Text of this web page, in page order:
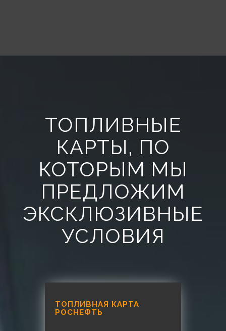
ТОПЛИВНЫЕ
КАРТЫ, ПО
КОТОРЫМ МЫ
ПРЕДЛОЖИМ
ЭКСКЛЮЗИВНЫЕ
УСЛОВИЯ
ТОПЛИВНАЯ КАРТА
РОСНЕФТЬ